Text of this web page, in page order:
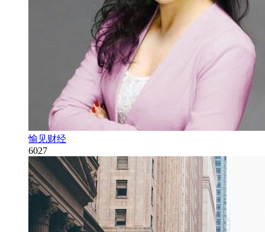
愉见财经
6027